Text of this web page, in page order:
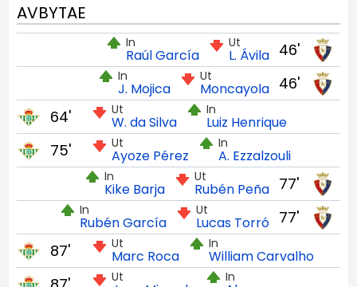
AVBYTAE
46'
Ut
L. Ávila
In
Raúl García
46'
Ut
Moncayola
In
J. Mojica
Ut
W. da Silva
In
Luiz Henrique
64'
Ut
Ayoze Pérez
In
A. Ezzalzouli
75'
77'
Ut
Rubén Peña
In
Kike Barja
77'
Ut
Lucas Torró
In
Rubén García
Ut
Marc Roca
In
William Carvalho
87'
Ut In